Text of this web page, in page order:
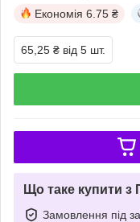
Економія 6.75 ₴
65,25 ₴ від 5 шт.
Що таке купити з
Замовлення під